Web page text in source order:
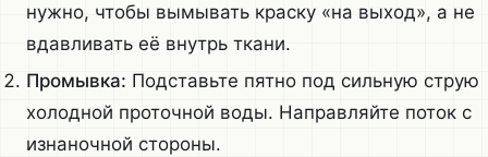
нужно, чтобы вымывать краску «на выход», а не
вдавливать её внутрь ткани.
Промывка: Подставьте пятно под сильную струю
холодной проточной воды. Направляйте поток с
изнаночной стороны.